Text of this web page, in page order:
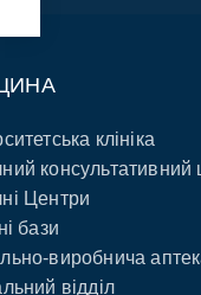
клініка
консультативний
Центри
бази
виробнича
відділ